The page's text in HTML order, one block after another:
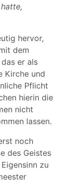
hervor,
dem
er als
Kirche und
Pflicht
hierin die
nicht
lassen.
noch
des Geistes
zu